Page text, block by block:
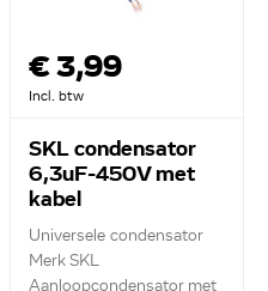
€ 3,99
Incl. btw
SKL condensator
6,3uF-450V met
kabel
Universele condensator
Merk SKL
Aanloopcondensator met